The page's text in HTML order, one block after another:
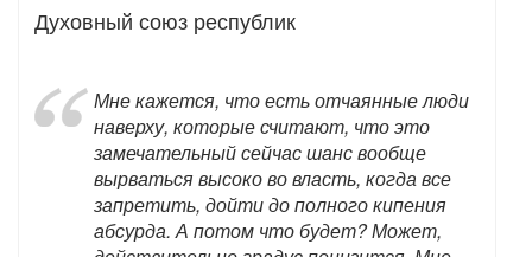
Духовный союз республик
Мне кажется, что есть отчаянные люди
наверху, которые считают, что это
замечательный сейчас шанс вообще
вырваться высоко во власть, когда все
запретить, дойти до полного кипения
абсурда. А потом что будет? Может,